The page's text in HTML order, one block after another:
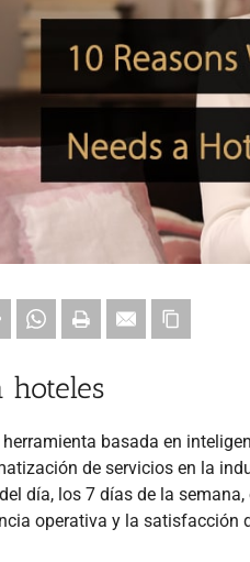
hoteles
basada en
de servicios en la
día, los 7 días de la
operativa y la satisfacción